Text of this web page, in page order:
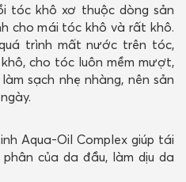
tóc khô xơ thuộc dòng sản
cho mái tóc khô và rất khô.
trình mất nước trên tóc,
cho tóc luôn mềm mượt,
sạch nhẹ nhàng, nên sản
Aqua-Oil Complex giúp tái
của da đầu, làm dịu da